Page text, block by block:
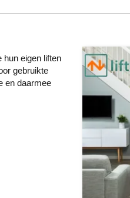
hun eigen liften
gebruikte
en daarmee